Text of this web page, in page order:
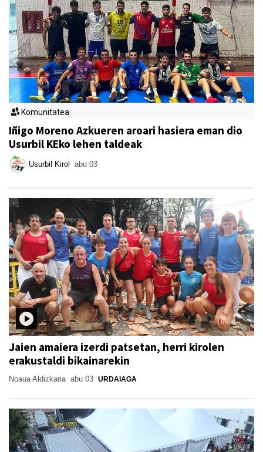
Komunitatea
Iñigo Moreno Azkueren aroari hasiera eman dio
Usurbil KEko lehen taldeak
Usurbil Kirol abu 03
Jaien amaiera izerdi patsetan, herri kirolen
erakustaldi bikainarekin
Noaua Aldizkaria abu 03 URDAIAGA